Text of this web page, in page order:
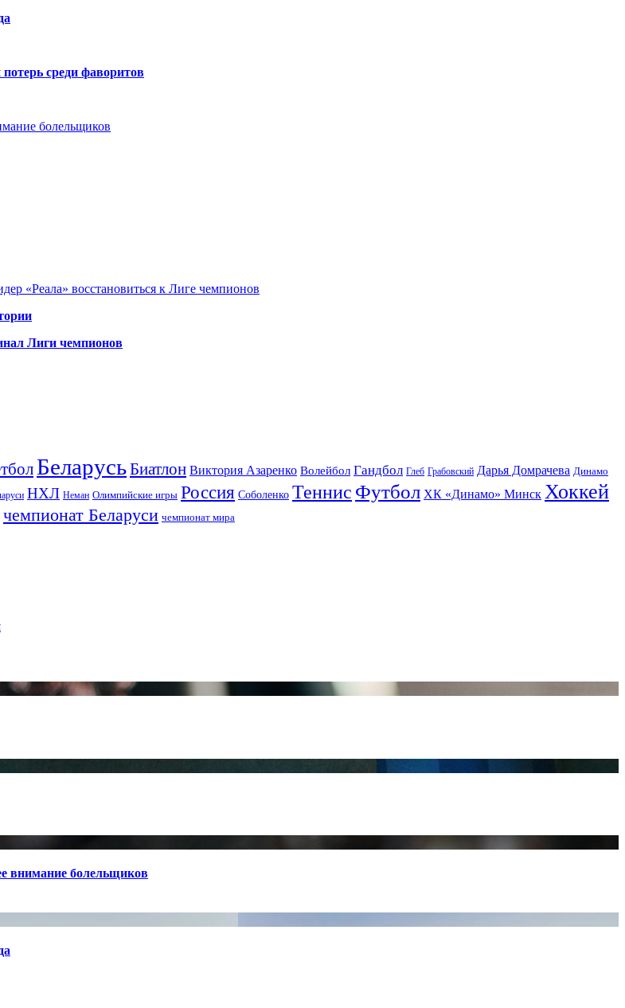
среди фаворитов
болельщиков
«Реала» восстановиться к Лиге чемпионов
Лиги чемпионов
БеларусьБиатлон Виктория Азаренко Волейбол Гандбол Глеб Грабовский Дарья Домрачева Динамо
НХЛ Неман Олимпийские игры Россия Соболенко Теннис Футбол ХК «Динамо» Минск Хоккей
чемпионат Беларуси чемпионат мира
внимание болельщиков